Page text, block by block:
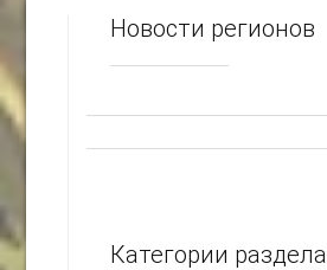
Новости регионов
Категории раздела